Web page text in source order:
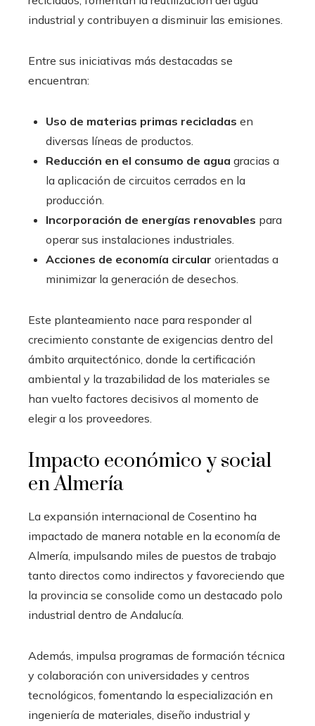
industrial y contribuyen a disminuir las emisiones.
Entre sus iniciativas más destacadas se
encuentran:
Uso de materias primas recicladas en
diversas líneas de productos.
Reducción en el consumo de agua gracias a
la aplicación de circuitos cerrados en la
producción.
Incorporación de energías renovables para
operar sus instalaciones industriales.
Acciones de economía circular orientadas a
minimizar la generación de desechos.
Este planteamiento nace para responder al
crecimiento constante de exigencias dentro del
ámbito arquitectónico, donde la certificación
ambiental y la trazabilidad de los materiales se
han vuelto factores decisivos al momento de
elegir a los proveedores.
Impacto económico y social
en Almería
La expansión internacional de Cosentino ha
impactado de manera notable en la economía de
Almería, impulsando miles de puestos de trabajo
tanto directos como indirectos y favoreciendo que
la provincia se consolide como un destacado polo
industrial dentro de Andalucía.
Además, impulsa programas de formación técnica
y colaboración con universidades y centros
tecnológicos, fomentando la especialización en
ingeniería de materiales, diseño industrial y